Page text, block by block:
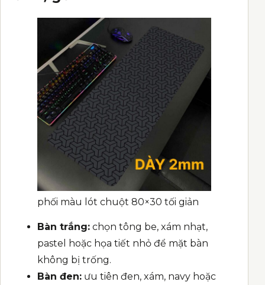
phối màu lót chuột 80×30 tối giản
Bàn trắng: chọn tông be, xám nhạt,
pastel hoặc họa tiết nhỏ để mặt bàn
không bị trống.
Bàn đen: ưu tiên đen, xám, navy hoặc